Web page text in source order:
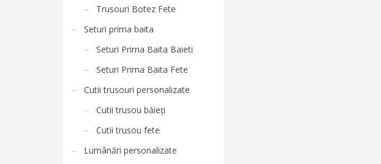
Trusouri Botez Fete
Seturi prima baita
Seturi Prima Baita Baieti
Seturi Prima Baita Fete
Cutii trusouri personalizate
Cutii trusou băieți
Cutii trusou fete
Lumânări personalizate